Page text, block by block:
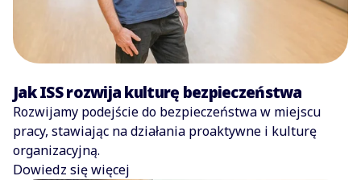
Jak ISS rozwija kulturę bezpieczeństwa
Rozwijamy podejście do bezpieczeństwa w miejscu
pracy, stawiając na działania proaktywne i kulturę
organizacyjną.
Dowiedz się więcej